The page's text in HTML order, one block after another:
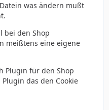
was ändern mußt
bei den Shop
meißtens eine eigene
Plugin für den Shop
das den Cookie